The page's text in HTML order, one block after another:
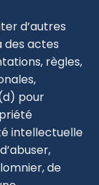
d’autres
des actes
règles,
pour
intellectuelle
de